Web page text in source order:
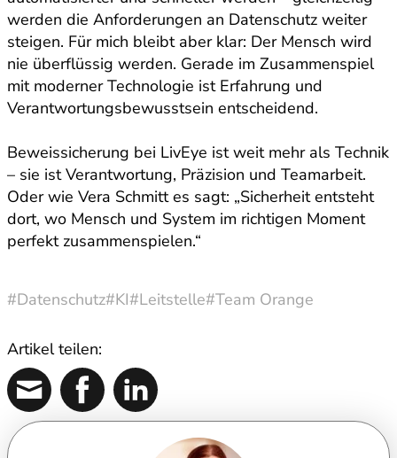
werden die Anforderungen an Datenschutz weiter
steigen. Für mich bleibt aber klar: Der Mensch wird
nie überflüssig werden. Gerade im Zusammenspiel
mit moderner Technologie ist Erfahrung und
Verantwortungsbewusstsein entscheidend.
Beweissicherung bei LivEye ist weit mehr als Technik
– sie ist Verantwortung, Präzision und Teamarbeit.
Oder wie Vera Schmitt es sagt: „Sicherheit entsteht
dort, wo Mensch und System im richtigen Moment
perfekt zusammenspielen.“
#Datenschutz#KI#Leitstelle#Team Orange
Artikel teilen: